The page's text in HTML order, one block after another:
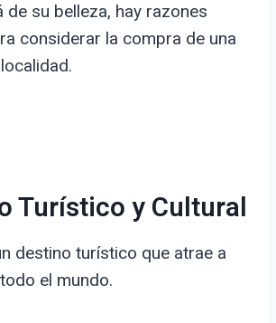
de su belleza, hay razones
considerar la compra de una
Turístico y Cultural
destino turístico que atrae a
el mundo.